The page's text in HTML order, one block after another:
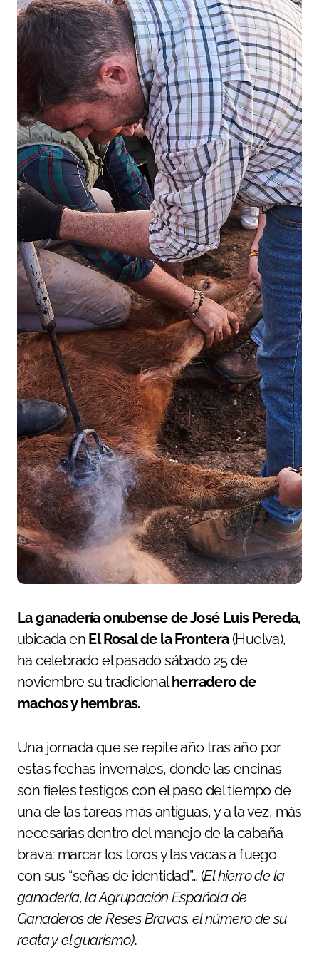
La ganadería onubense de José Luis Pereda,
ubicada en El Rosal de la Frontera(Huelva),
ha celebrado el pasado sábado 25 de
noviembre su tradicionalherradero de
machos y hembras.
Una jornada que se repite año tras año por
estas fechas invernales, donde las encinas
son fieles testigos con el paso del tiempo de
una de las tareas más antiguas, y a la vez, más
necesarias dentro del manejo de la cabaña
brava: marcar los toros y las vacas a fuego
con sus “señas de identidad”… (El hierro de la
ganadería, la Agrupación Española de
Ganaderos de Reses Bravas, el número de su
reata y el guarismo).